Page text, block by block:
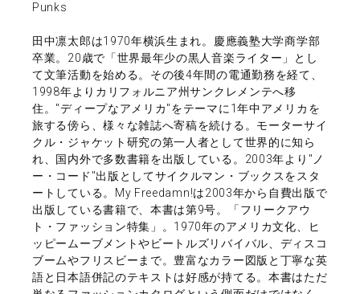
Punks
田中凛太郎は1970年横浜生まれ。慶應義塾大学商学部
卒業。20歳で「世界最年少の黒人音楽ライター」とし
て文筆活動を始める。その後4年間の電通勤務を経て、
1998年よりカリフォルニア州サンクレメンテへ移
住。"ディープなアメリカ"をテーマに1年中アメリカを
旅する傍ら、様々な雑誌へ寄稿を続ける。モーターサイ
クル・ジャケット研究の第一人者として世界的に知ら
れ、国内外で多数書籍を出版している。2003年より"ノ
ー・コード"出版としてサイクルマン・ブックスをスタ
ートしている。My Freedamn!は2003年から自費出版で
出版している書籍で、本書は第9号。「フリークアウ
ト・ファッション特集」。1970年のアメリカ文化、ヒ
ッピームーブメントやビートルズリバイバル、ディスコ
ブームやフリスビーまで。豊富なカラー図版と丁寧な英
語と日本語併記のテキストは好感が持てる。本書はただ